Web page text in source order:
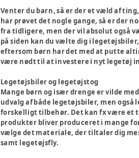
Venter du barn, så er der et væld af
har prøvet det nogle gange, så er der
fra tidligere, men der vil absolut også
på siden kan du vælte dig i
eftersom børn har det med at putte
være nødt til at investere i nyt legetøj
Legetøjsbiler og legetøjstog
Mange børn og især drenge er vilde
udvalg af både legetøjsbiler, men
forskelligt tilbehør. Det kan fx være et
produkter bliver produceret i mange
vælge det materiale, der tiltaler dig
samt legetøjsfly.